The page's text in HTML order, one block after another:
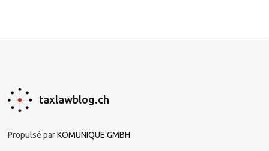
taxlawblog.ch
Propulsé parKOMUNIQUE GMBH